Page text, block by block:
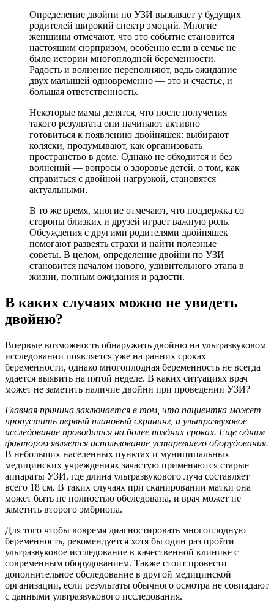
Определение двойни по УЗИ вызывает у будущих
родителей широкий спектр эмоций. Многие
женщины отмечают, что это событие становится
настоящим сюрпризом, особенно если в семье не
было истории многоплодной беременности.
Радость и волнение переполняют, ведь ожидание
двух малышей одновременно — это и счастье, и
большая ответственность.
Некоторые мамы делятся, что после получения
такого результата они начинают активно
готовиться к появлению двойняшек: выбирают
коляски, продумывают, как организовать
пространство в доме. Однако не обходится и без
волнений — вопросы о здоровье детей, о том, как
справиться с двойной нагрузкой, становятся
актуальными.
В то же время, многие отмечают, что поддержка со
стороны близких и друзей играет важную роль.
Обсуждения с другими родителями двойняшек
помогают развеять страхи и найти полезные
советы. В целом, определение двойни по УЗИ
становится началом нового, удивительного этапа в
жизни, полным ожидания и радости.
В каких случаях можно не увидеть
двойню?
Впервые возможность обнаружить двойню на ультразвуковом
исследовании появляется уже на ранних сроках
беременности, однако многоплодная беременность не всегда
удается выявить на пятой неделе. В каких ситуациях врач
может не заметить наличие двойни при проведении УЗИ?
Главная причина заключается в том, что пациентка может
пропустить первый плановый скрининг, и ультразвуковое
исследование проводится на более поздних сроках. Еще одним
фактором является использование устаревшего оборудования.
В небольших населенных пунктах и муниципальных
медицинских учреждениях зачастую применяются старые
аппараты УЗИ, где длина ультразвукового луча составляет
всего 18 см. В таких случаях при сканировании матки она
может быть не полностью обследована, и врач может не
заметить второго эмбриона.
Для того чтобы вовремя диагностировать многоплодную
беременность, рекомендуется хотя бы один раз пройти
ультразвуковое исследование в качественной клинике с
современным оборудованием. Также стоит провести
дополнительное обследование в другой медицинской
организации, если результаты обычного осмотра не совпадают
с данными ультразвукового исследования.